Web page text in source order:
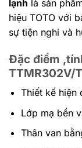
lạnh là sản
hiệu TOTO với
sự tiện nghi và
Đặc điểm
TTMR302V/
Thiết kế hiện
Lớp mạ bền
Thân van